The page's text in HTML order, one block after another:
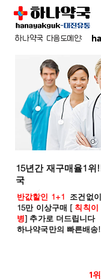
하나약국 다음도메인:
15년간 재구매율1
국
반값할인 1+1 조건없이
15만 이상구매 [ 칙칙이
병] 추가로 더드립니다
하나약국만의 빠른배
1